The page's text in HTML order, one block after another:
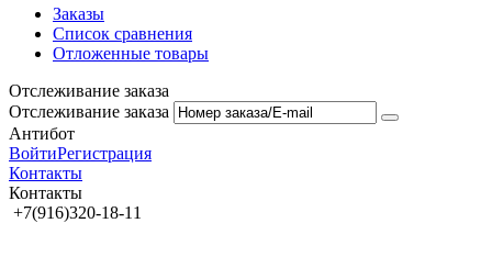
Заказы
Список сравнения
Отложенные товары
Отслеживание заказа
Отслеживание заказа
Антибот
ВойтиРегистрация
Контакты
Контакты
+7(916)320-18-11